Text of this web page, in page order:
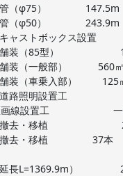
）              147.5m
）              243.9m
ャストボックス設置　　
装（85型）　　　　　　
般部）           560㎡
乗入部）         125
路照明設置工　　　　　
工　　　　 　　 一
去・移植　　　　　　　
植                37本
長L=1369.9m）　　　　